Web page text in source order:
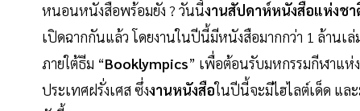
หนอนหนังสือพร้อมยัง ? วันนี้งานสัปดาห์หนังสือแห่งชา
เปิดฉากกันแล้ว โดยงานในปีนี้มีหนังสือมากกว่า 1 ล้าน
ภายใต้ธีม “Booklympics” เพื่อต้อนรับมหกรรมกีฬาแห่
ประเทศฝรั่งเศส ซึ่งงานหนังสือในปีนี้จะมีไฮไลต์เด็ด แล